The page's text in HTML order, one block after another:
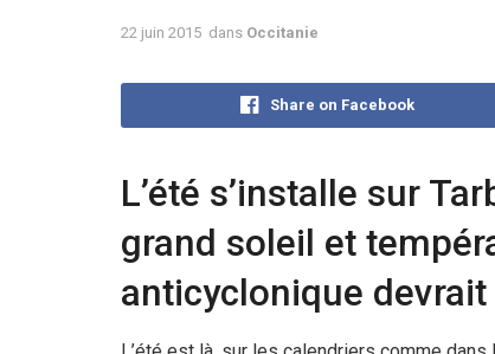
22 juin 2015 dans Occitanie
Share on Facebook
L’été s’installe sur
grand soleil et
anticyclonique